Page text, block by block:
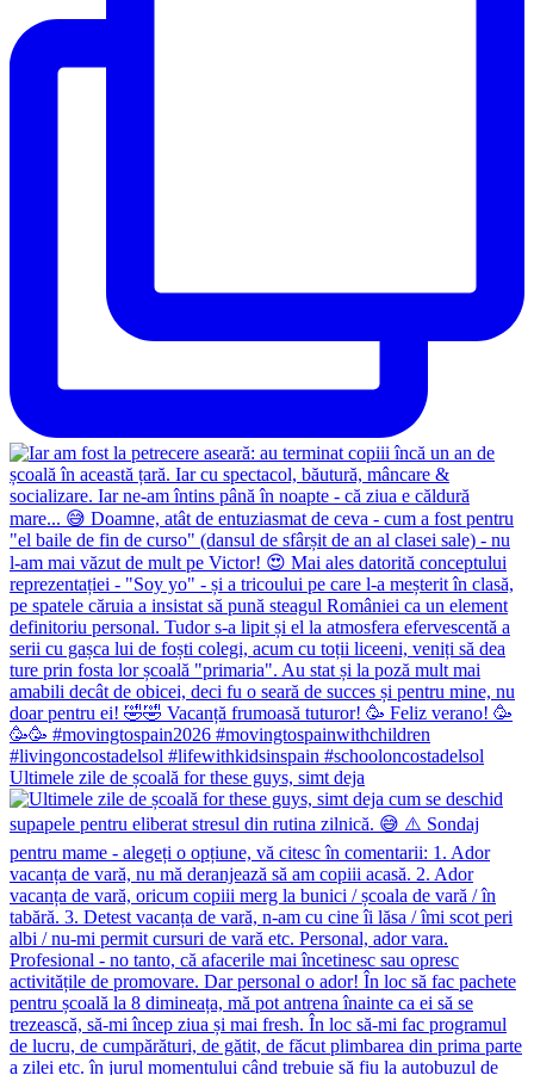
Ultimele zile de școală for these guys, simt deja